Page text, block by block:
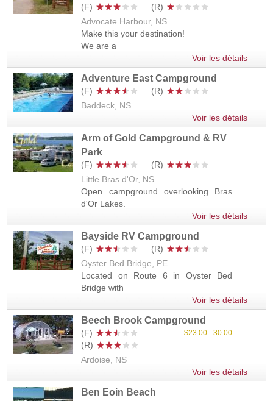
Advocate Harbour, NS
Make this your destination!
We are a
Voir les détails
Adventure East Campground
Baddeck, NS
Voir les détails
Arm of Gold Campground & RV
Park
Little Bras d'Or, NS
Open campground overlooking Bras
d'Or Lakes.
Voir les détails
Bayside RV Campground
Oyster Bed Bridge, PE
Located on Route 6 in Oyster Bed
Bridge with
Voir les détails
Beech Brook Campground
23.00 30.00
Ardoise, NS
Voir les détails
Ben Eoin Beach